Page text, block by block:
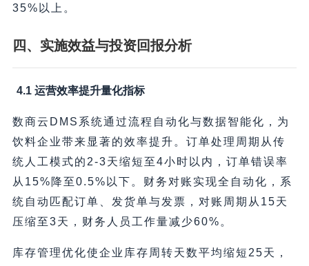
35%以上。
四、实施效益与投资回报分析
4.1 运营效率提升量化指标
数商云DMS系统通过流程自动化与数据智能化，为
饮料企业带来显著的效率提升。订单处理周期从传
统人工模式的2-3天缩短至4小时以内，订单错误率
从15%降至0.5%以下。财务对账实现全自动化，系
统自动匹配订单、发货单与发票，对账周期从15天
压缩至3天，财务人员工作量减少60%。
库存管理优化使企业库存周转天数平均缩短25天，